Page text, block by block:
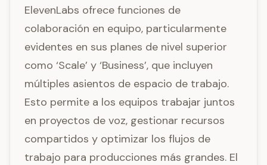
ElevenLabs ofrece funciones de
colaboración en equipo, particularmente
evidentes en sus planes de nivel superior
como ‘Scale’ y ‘Business’, que incluyen
múltiples asientos de espacio de trabajo.
Esto permite a los equipos trabajar juntos
en proyectos de voz, gestionar recursos
compartidos y optimizar los flujos de
trabajo para producciones más grandes. El